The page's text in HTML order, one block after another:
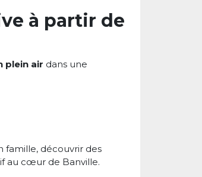
à partir de
plein air dans une
famille, découvrir des
au cœur de Banville.